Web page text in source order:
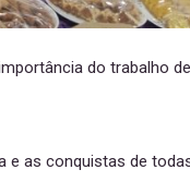
do trabalho
e as conquistas de